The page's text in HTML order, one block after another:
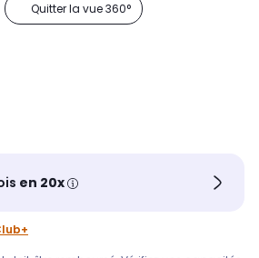
Quitter la vue 360°
en 20x